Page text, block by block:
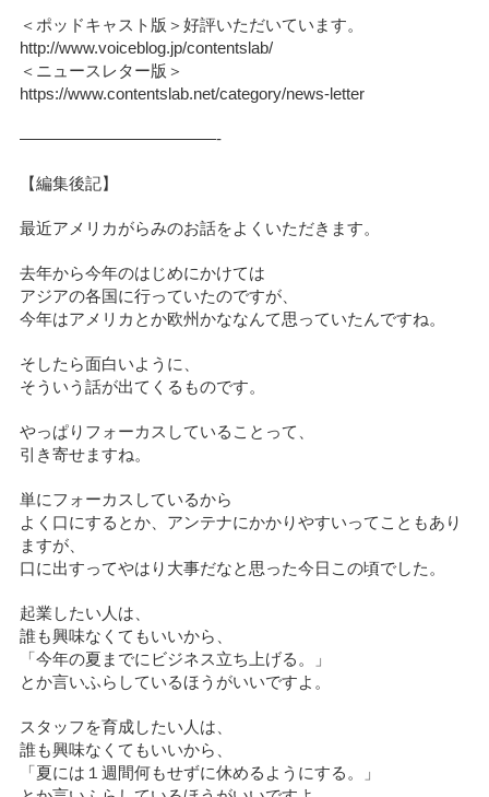
＜ポッドキャスト版＞好評いただいています。
http://www.voiceblog.jp/contentslab/
＜ニュースレター版＞
https://www.contentslab.net/category/news-letter
————————————-
【編集後記】
最近アメリカがらみのお話をよくいただきます。
去年から今年のはじめにかけては
アジアの各国に行っていたのですが、
今年はアメリカとか欧州かななんて思っていたんですね。
そしたら面白いように、
そういう話が出てくるものです。
やっぱりフォーカスしていることって、
引き寄せますね。
単にフォーカスしているから
よく口にするとか、アンテナにかかりやすいってこともあり
ますが、
口に出すってやはり大事だなと思った今日この頃でした。
起業したい人は、
誰も興味なくてもいいから、
「今年の夏までにビジネス立ち上げる。」
とか言いふらしているほうがいいですよ。
スタッフを育成したい人は、
誰も興味なくてもいいから、
「夏には１週間何もせずに休めるようにする。」